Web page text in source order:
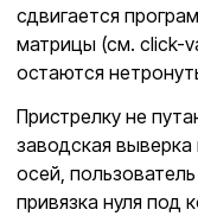
сдвигается
матрицы (см. click-
остаются
Пристрелку не
заводская
осей,
привязка нуля под